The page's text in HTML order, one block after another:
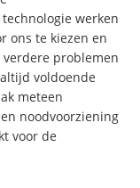
werken
ons te kiezen en
verdere problemen
voldoende
meteen
noodvoorziening
voor de